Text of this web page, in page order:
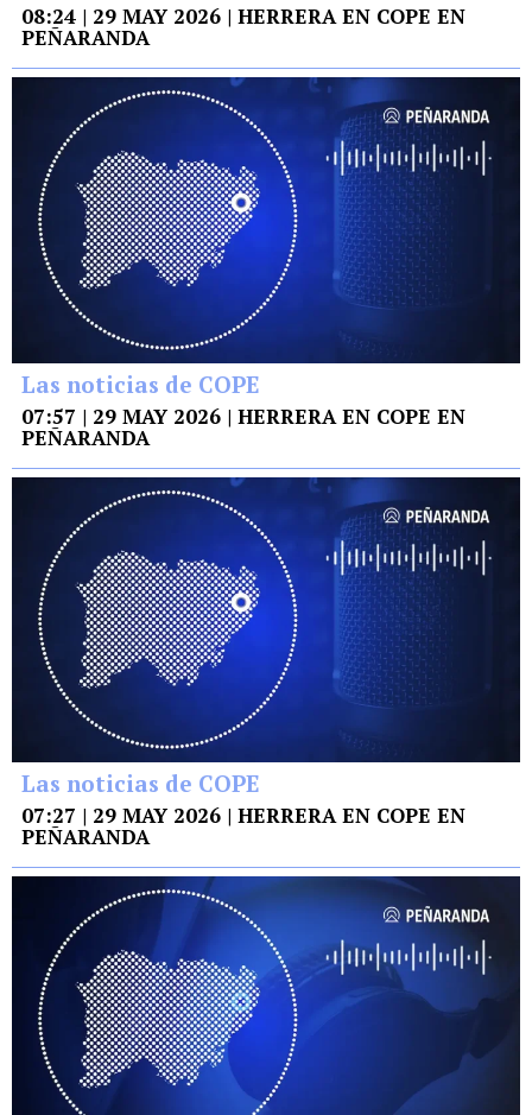
08:24 | 29 MAY 2026 | HERRERA EN COPE EN
PEÑARANDA
Las noticias de COPE
07:57 | 29 MAY 2026 | HERRERA EN COPE EN
PEÑARANDA
Las noticias de COPE
07:27 | 29 MAY 2026 | HERRERA EN COPE EN
PEÑARANDA